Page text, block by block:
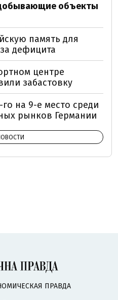
объекты
память для
дефицита
центре
забастовку
на 9-е место среди
рынков Германии
ПРАВДА